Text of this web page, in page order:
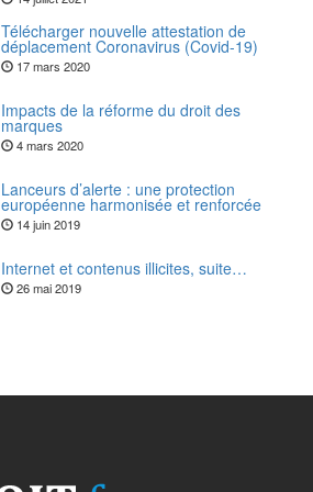
Télécharger nouvelle attestation de
déplacement Coronavirus (Covid-19)
17 mars 2020
Impacts de la réforme du droit des
marques
4 mars 2020
Lanceurs d’alerte : une protection
européenne harmonisée et renforcée
14 juin 2019
Internet et contenus illicites, suite…
26 mai 2019